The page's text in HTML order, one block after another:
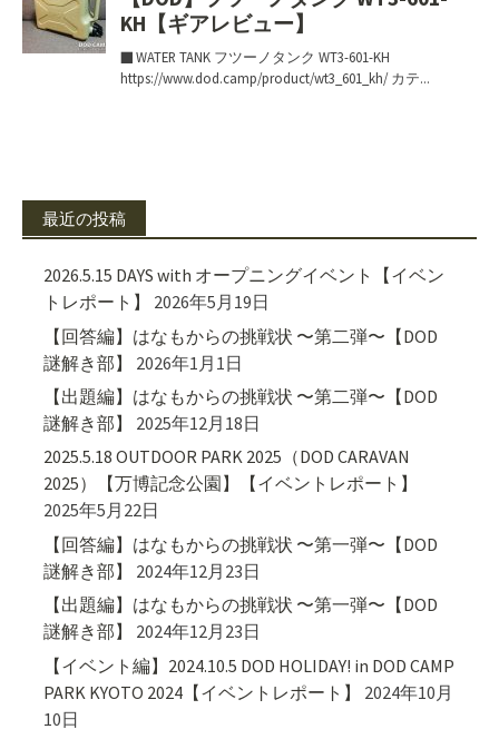
最近の投稿
2026.5.15 DAYS with オープニングイベント【イベン
トレポート】
2026年5月19日
【回答編】はなもからの挑戦状 〜第二弾〜【DOD
謎解き部】
2026年1月1日
【出題編】はなもからの挑戦状 〜第二弾〜【DOD
謎解き部】
2025年12月18日
2025.5.18 OUTDOOR PARK 2025（DOD CARAVAN
2025）【万博記念公園】【イベントレポート】
2025年5月22日
【回答編】はなもからの挑戦状 〜第一弾〜【DOD
謎解き部】
2024年12月23日
【出題編】はなもからの挑戦状 〜第一弾〜【DOD
謎解き部】
2024年12月23日
【イベント編】2024.10.5 DOD HOLIDAY! in DOD CAMP
PARK KYOTO 2024【イベントレポート】
2024年10月
10日